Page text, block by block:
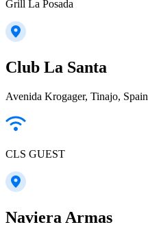
Grill La Posada
Club La Santa
Avenida Krogager, Tinajo, Spain
CLS GUEST
Naviera Armas